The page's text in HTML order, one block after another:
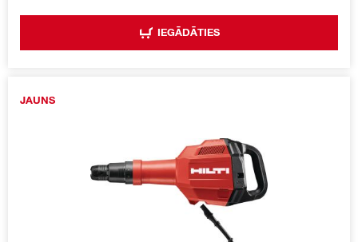
IEGĀDĀTIES
JAUNS